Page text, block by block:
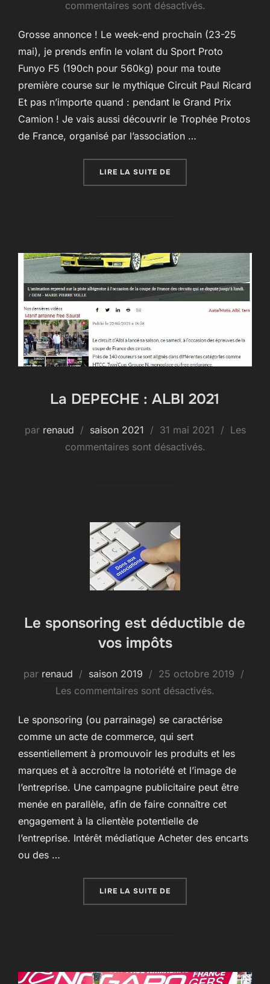
le
commentaires sont désactivés.
Grosse annonce ! Le week-end prochain (23-25
mai), je prends enfin le volant du Sport Proto
Funyo F5 (190ch pour 560kg) pour ma toute
première course sur le mythique Circuit Paul Ricard
Et pas n’importe quand : pendant le Grand Prix
Camion ! Je vais aussi découvrir le Trophée Protos
de France, organisé par l’association …
LIRE LA SUITE DE
La DEPECHE : ALBI 2021
par renaud saison 2021
Publié
le
31 mai 2021
Les
commentaires sont désactivés.
Le sponsoring est déductible de
vos impôts
par renaud saison 2019
Publié
le
25 octobre 2019
Les commentaires sont désactivés.
Le sponsoring (ou parrainage) se caractérise
comme un acte de commerce, qui sert
essentiellement à promouvoir les produits et les
marques et à accroître la notoriété et l’image de
l’entreprise. Une campagne publicitaire peut être
menée en parallèle, afin de faire connaître cet
engagement à la clientèle potentielle de
l’entreprise. Intérêt médiatique Acheter des encarts
ou des …
LIRE LA SUITE DE